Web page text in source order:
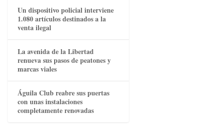
Un dispositivo policial interviene
1.080 artículos destinados a la
venta ilegal
La avenida de la Libertad
renueva sus pasos de peatones y
marcas viales
Águila Club reabre sus puertas
con unas instalaciones
completamente renovadas